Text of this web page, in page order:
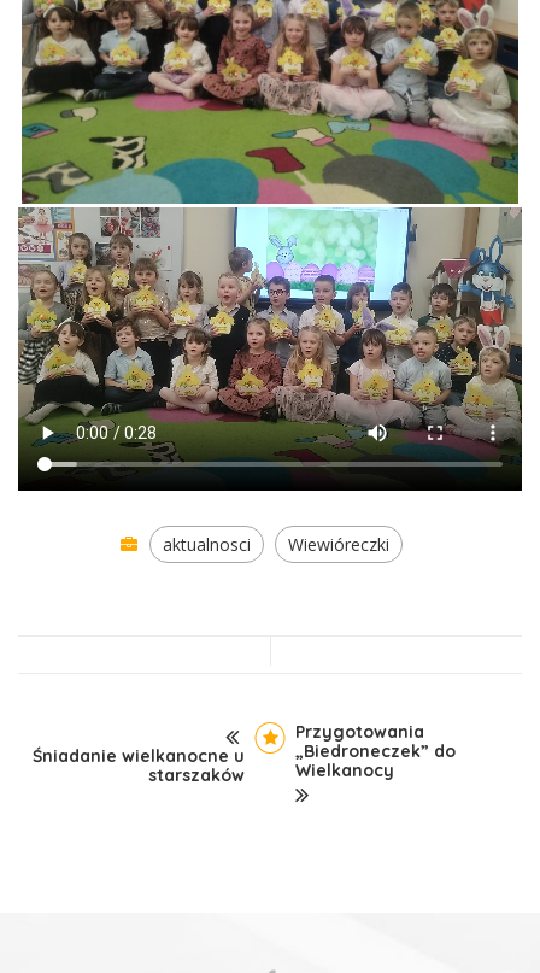
aktualnosci Wiewióreczki
Śniadanie wielkanocne u
starszaków
Przygotowania
„Biedroneczek” do
Wielkanocy